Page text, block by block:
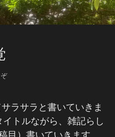
ラサラと書いていきま
トルながら、雑記らし
目）書いていきます。